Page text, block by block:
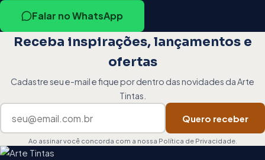
Falar no WhatsApp
Receba inspirações, lançamentos e
ofertas
Cadastre seu e-mail e fique por dentro das novidades da Arte
Tintas.
Seu e-mail
Quero receber
Ao assinar você concorda com a nossa Política de Privacidade.